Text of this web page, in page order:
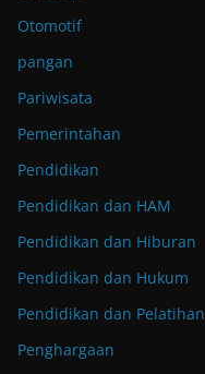
Otomotif
pangan
Pariwisata
Pemerintahan
Pendidikan
Pendidikan dan HAM
Pendidikan dan Hiburan
Pendidikan dan Hukum
Pendidikan dan Pelatihan
Penghargaan